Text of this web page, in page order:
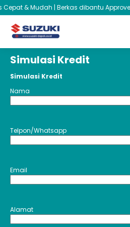
& Mudah | Berkas dibantu Approve
You are here :Beranda/
Simulasi Kredit
Simulasi Kredit
Nama
Telpon/Whatsapp
Email
Alamat